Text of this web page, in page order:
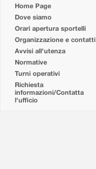
Home Page
Dove siamo
Orari apertura sportelli
Organizzazione e contatti
Avvisi all'utenza
Normative
Turni operativi
Richiesta
informazioni/Contatta
l'ufficio